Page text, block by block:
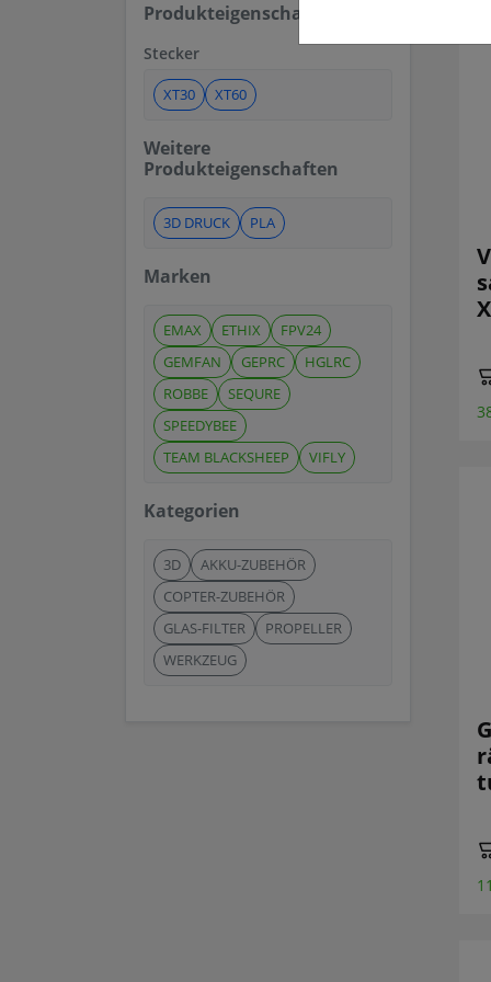
Produkteigenschaften
Stecker
XT30 XT60
Weitere
Produkteigenschaften
3D DRUCK PLA
Marken
EMAX ETHIX
FPV24
GEMFAN
GEPRC
HGLRC
ROBBE
SEQURE
SPEEDYBEE
TEAM BLACKSHEEP
VIFLY
Kategorien
3D
AKKU-ZUBEHÖR
COPTER-ZUBEHÖR
GLAS-FILTER
PROPELLER
WERKZEUG